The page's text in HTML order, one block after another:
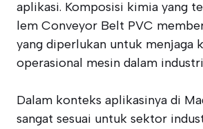
aplikasi. Komposisi kimia yang
lem Conveyor Belt PVC
yang diperlukan untuk menjaga
operasional mesin dalam
Dalam konteks aplikasinya di
sangat sesuai untuk sektor